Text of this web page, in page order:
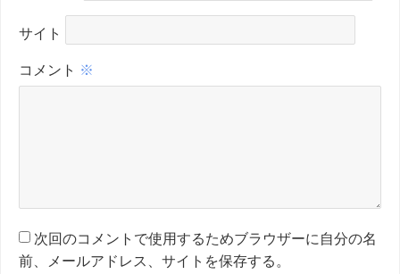
コメント ※
サイト
次回のコメントで使用するためブラウザーに自分の名
前、メールアドレス、サイトを保存する。